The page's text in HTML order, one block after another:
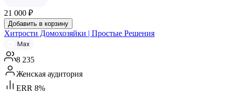
21 000 ₽
Добавить в корзину
Хитрости Домохозяйки | Простые Решения
Max
8 235
Женская аудитория
ERR 8%